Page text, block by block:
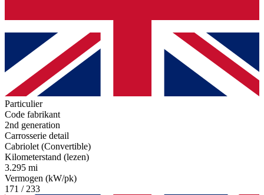
Particulier
Code fabrikant
2nd generation
Carrosserie detail
Cabriolet (Convertible)
Kilometerstand (lezen)
3.295 mi
Vermogen (kW/pk)
171 / 233